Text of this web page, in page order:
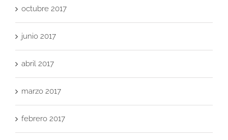
octubre 2017
junio 2017
abril 2017
marzo 2017
febrero 2017